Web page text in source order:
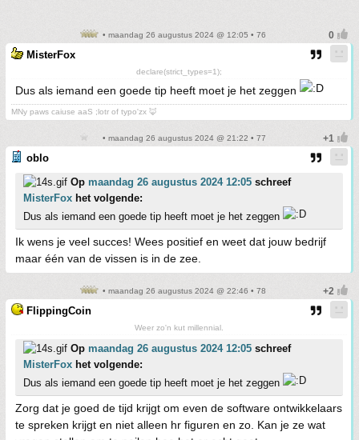
• maandag 26 augustus 2024 @ 12:05 • 76
MisterFox
declare(strict_types=1);
Dus als iemand een goede tip heeft moet je het zeggen
MNy paws caiuse aaS ;lotr of typo'zx 🦊
• maandag 26 augustus 2024 @ 21:22 • 77
oblo
Op maandag 26 augustus 2024 12:05 schreef
MisterFox het volgende:
Dus als iemand een goede tip heeft moet je het zeggen
Ik wens je veel succes! Wees positief en weet dat jouw bedrijf
maar één van de vissen is in de zee.
• maandag 26 augustus 2024 @ 22:46 • 78
FlippingCoin
Weer zo'n kut millennial.
Op maandag 26 augustus 2024 12:05 schreef
MisterFox het volgende:
Dus als iemand een goede tip heeft moet je het zeggen
Zorg dat je goed de tijd krijgt om even de software ontwikkelaars
te spreken krijgt en niet alleen hr figuren en zo. Kan je ze wat